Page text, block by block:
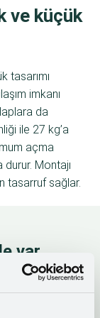
ve küçük
tasarımı
imkanı
da
ile 27 kg’a
açma
Montajı
tasarruf sağlar.
var.